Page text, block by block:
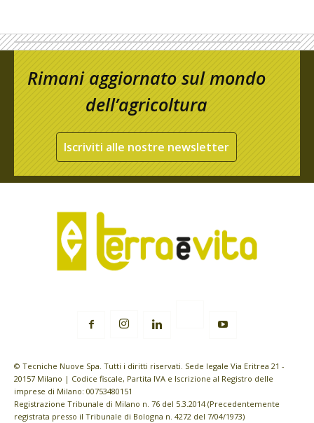
Rimani aggiornato sul mondo
dell’agricoltura
Iscriviti alle nostre newsletter
© Tecniche Nuove Spa. Tutti i diritti riservati. Sede legale Via Eritrea 21 -
20157 Milano | Codice fiscale, Partita IVA e Iscrizione al Registro delle
imprese di Milano: 00753480151
Registrazione Tribunale di Milano n. 76 del 5.3.2014 (Precedentemente
registrata presso il Tribunale di Bologna n. 4272 del 7/04/1973)